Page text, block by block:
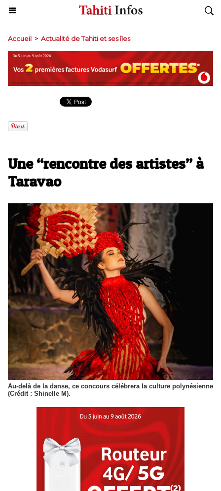
Accueil > Actualité de Tahiti et ses îles
​Une “rencontre des artistes” à
Taravao
Au-delà de la danse, ce concours célébrera la culture polynésienne
(Crédit : Shinelle M).